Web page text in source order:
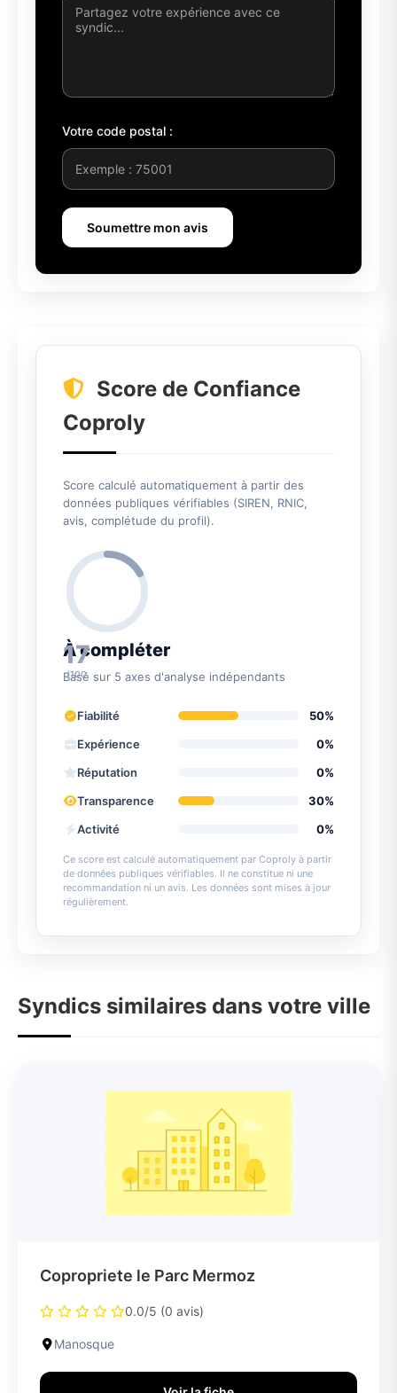
Votre code postal :
Soumettre mon avis
Score de Confiance
Coproly
Score calculé automatiquement à partir des
données publiques vérifiables (SIREN, RNIC,
avis, complétude du profil).
17
/100
À compléter
Basé sur 5 axes d'analyse indépendants
Fiabilité
50%
Expérience
0%
Réputation
0%
Transparence
30%
Activité
0%
Ce score est calculé automatiquement par Coproly à partir
de données publiques vérifiables. Il ne constitue ni une
recommandation ni un avis. Les données sont mises à jour
régulièrement.
Syndics similaires dans votre ville
Copropriete le Parc Mermoz
0.0/5 (0 avis)
Manosque